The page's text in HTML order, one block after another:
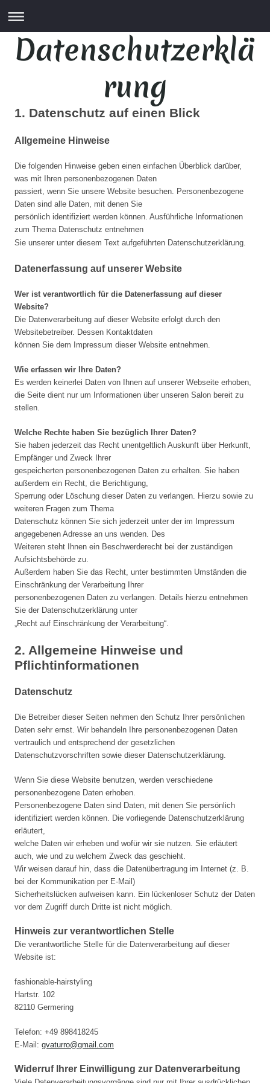
Datenschutzerklä
rung
1. Datenschutz auf einen Blick
Allgemeine Hinweise
Die folgenden Hinweise geben einen einfachen Überblick darüber,
was mit Ihren personenbezogenen Daten
passiert, wenn Sie unsere Website besuchen. Personenbezogene
Daten sind alle Daten, mit denen Sie
persönlich identifiziert werden können. Ausführliche Informationen
zum Thema Datenschutz entnehmen
Sie unserer unter diesem Text aufgeführten Datenschutzerklärung.
Datenerfassung auf unserer Website
Wer ist verantwortlich für die Datenerfassung auf dieser
Website?
Die Datenverarbeitung auf dieser Website erfolgt durch den
Websitebetreiber. Dessen Kontaktdaten
können Sie dem Impressum dieser Website entnehmen.
Wie erfassen wir Ihre Daten?
Es werden keinerlei Daten von Ihnen auf unserer Webseite erhoben,
die Seite dient nur um Informationen über unseren Salon bereit zu
stellen.
Welche Rechte haben Sie bezüglich Ihrer Daten?
Sie haben jederzeit das Recht unentgeltlich Auskunft über Herkunft,
Empfänger und Zweck Ihrer
gespeicherten personenbezogenen Daten zu erhalten. Sie haben
außerdem ein Recht, die Berichtigung,
Sperrung oder Löschung dieser Daten zu verlangen. Hierzu sowie zu
weiteren Fragen zum Thema
Datenschutz können Sie sich jederzeit unter der im Impressum
angegebenen Adresse an uns wenden. Des
Weiteren steht Ihnen ein Beschwerderecht bei der zuständigen
Aufsichtsbehörde zu.
Außerdem haben Sie das Recht, unter bestimmten Umständen die
Einschränkung der Verarbeitung Ihrer
personenbezogenen Daten zu verlangen. Details hierzu entnehmen
Sie der Datenschutzerklärung unter
„Recht auf Einschränkung der Verarbeitung“.
2. Allgemeine Hinweise und
Pflichtinformationen
Datenschutz
Die Betreiber dieser Seiten nehmen den Schutz Ihrer persönlichen
Daten sehr ernst. Wir behandeln Ihre personenbezogenen Daten
vertraulich und entsprechend der gesetzlichen
Datenschutzvorschriften sowie dieser Datenschutzerklärung.
Wenn Sie diese Website benutzen, werden verschiedene
personenbezogene Daten erhoben.
Personenbezogene Daten sind Daten, mit denen Sie persönlich
identifiziert werden können. Die vorliegende Datenschutzerklärung
erläutert,
welche Daten wir erheben und wofür wir sie nutzen. Sie erläutert
auch, wie und zu welchem Zweck das geschieht.
Wir weisen darauf hin, dass die Datenübertragung im Internet (z. B.
bei der Kommunikation per E-Mail)
Sicherheitslücken aufweisen kann. Ein lückenloser Schutz der Daten
vor dem Zugriff durch Dritte ist nicht möglich.
Hinweis zur verantwortlichen Stelle
Die verantwortliche Stelle für die Datenverarbeitung auf dieser
Website ist:
fashionable-hairstyling
Hartstr. 102
82110 Germering
Telefon: +49 898418245
E-Mail: gvaturro@gmail.com
Widerruf Ihrer Einwilligung zur Datenverarbeitung